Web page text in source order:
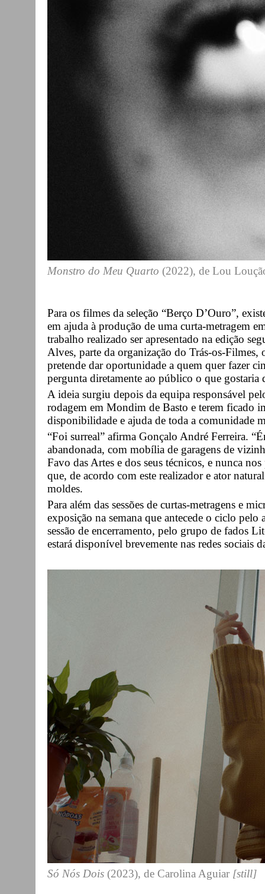
Monstro do Meu Quarto (2022), de Lou
Para os filmes da seleção “Berço D’Ouro”,
em ajuda à produção de uma curta-metragem
trabalho realizado ser apresentado na edição
Alves, parte da organização do Trás-os-
pretende dar oportunidade a quem quer fazer
pergunta diretamente ao público o que
A ideia surgiu depois da equipa responsável
rodagem em Mondim de Basto e terem ficado
disponibilidade e ajuda de toda a comunidade
“Foi surreal” afirma Gonçalo André Ferreira.
abandonada, com mobília de garagens de
Favo das Artes e dos seus técnicos, e nunca
que, de acordo com este realizador e ator
moldes.
Para além das sessões de curtas-metragens e
exposição na semana que antecede o ciclo
sessão de encerramento, pelo grupo de fados
estará disponível brevemente nas redes sociais
Só Nós Dois (2023), de Carolina Aguiar [still]